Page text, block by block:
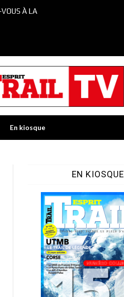
En kiosque
EN KIOSQUE
À LA